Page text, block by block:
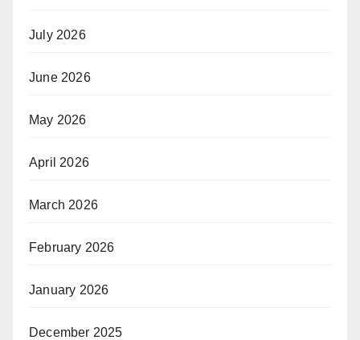
July 2026
June 2026
May 2026
April 2026
March 2026
February 2026
January 2026
December 2025